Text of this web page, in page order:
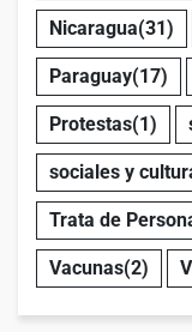
Nicaragua(31)
Paraguay(17)
Protestas(1)
sociales y
Trata de
Vacunas(2)